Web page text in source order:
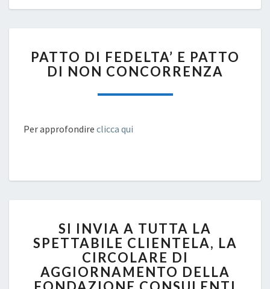
LAVORO
DI
FEDELTA’
PATTO
PATTO DI FEDELTA’ E PATTO
DI NON CONCORRENZA
Per approfondire clicca qui
INVIA
A
TUTTA
LA
SPETTABILE
SI INVIA A TUTTA LA
SPETTABILE CLIENTELA, LA
CIRCOLARE DI
AGGIORNAMENTO DELLA